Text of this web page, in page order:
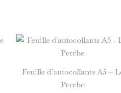
Feuille d’autocollants A5 –
Perche